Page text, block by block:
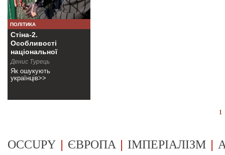
ПОЛІТИКА
Стіна-2.
Особливості
національної
корупції
Денис Турець
Як ошукують
українців>>
1
OCCUPY | ЄВРОПА | ІМПЕРІАЛІЗМ |